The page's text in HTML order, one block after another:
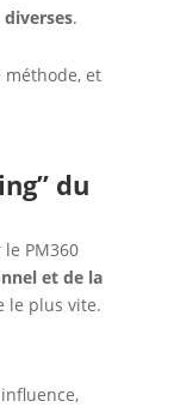
.
méthode, et
du
PM360
et de la
le plus vite.